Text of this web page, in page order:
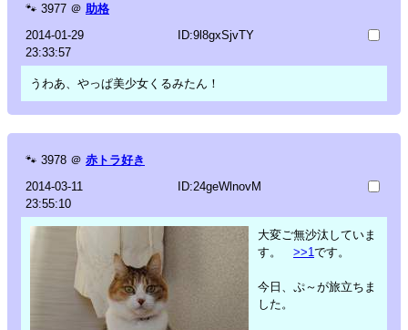
🐾 3977 ＠ 助格
2014-01-29
23:33:57
ID:9l8gxSjvTY
うわあ、やっぱ美少女くるみたん！
🐾 3978 ＠ 赤トラ好き
2014-03-11
23:55:10
ID:24geWlnovM
大変ご無沙汰していま
す。 >>1です。
今日、ぷ～が旅立ちま
した。